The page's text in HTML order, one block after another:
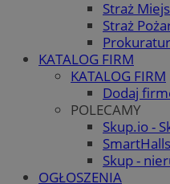
Straż
Straż
KATALOG FIRM
KATALOG FIRM
Dodaj
POLECAMY
Skup.io -
Skup -
OGŁOSZENIA